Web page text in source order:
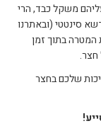
משקל כבד, הרי
סינטטי (ובאתרנו
בתוך זמן
חצר.
שלכם בחצר